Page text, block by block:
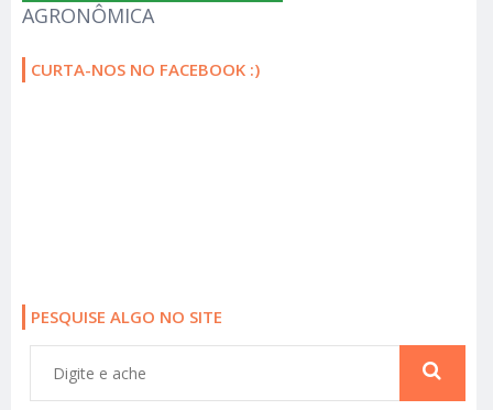
AGRONÔMICA
CURTA-NOS NO FACEBOOK :)
PESQUISE ALGO NO SITE